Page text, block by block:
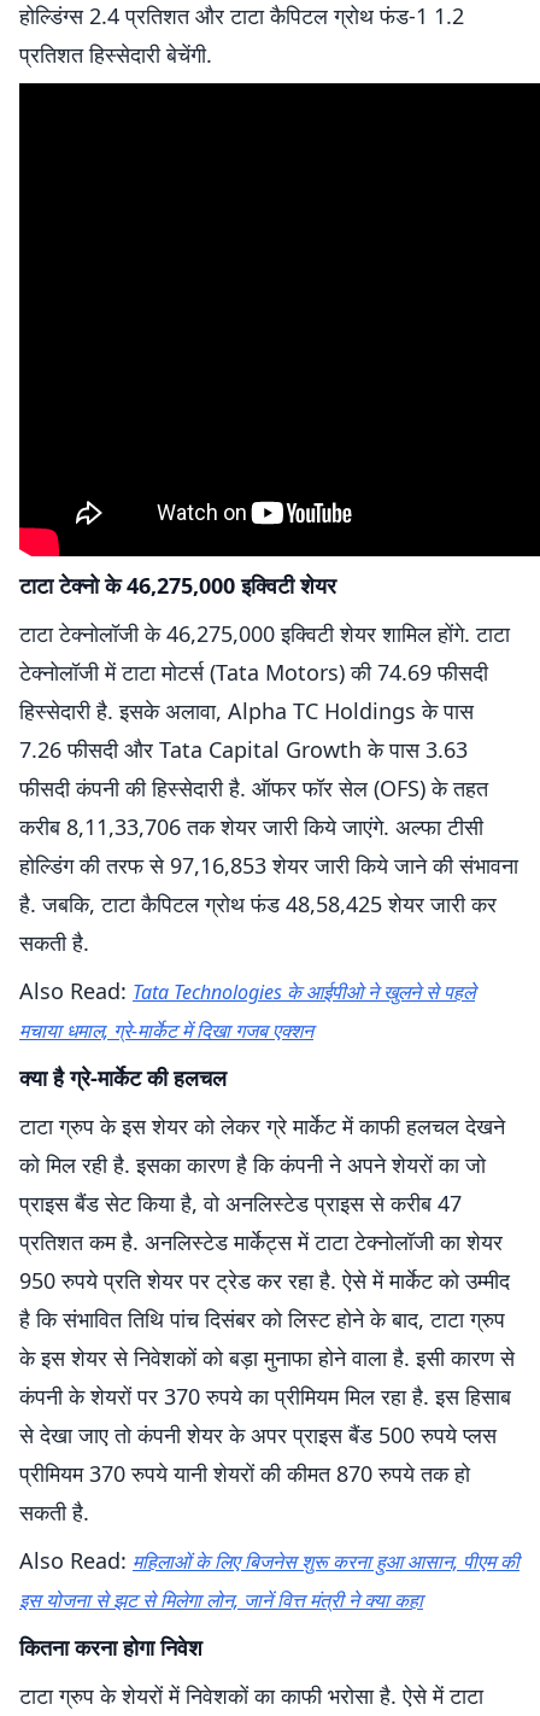
होल्डिंग्स 2.4 प्रतिशत और टाटा कैपिटल ग्रोथ फंड-1 1.2
प्रतिशत हिस्सेदारी बेचेंगी.
टाटा टेक्नो के 46,275,000 इक्विटी शेयर
टाटा टेक्नोलॉजी के 46,275,000 इक्विटी शेयर शामिल होंगे. टाटा
टेक्नोलॉजी में टाटा मोटर्स (Tata Motors) की 74.69 फीसदी
हिस्सेदारी है. इसके अलावा, Alpha TC Holdings के पास
7.26 फीसदी और Tata Capital Growth के पास 3.63
फीसदी कंपनी की हिस्सेदारी है. ऑफर फॉर सेल (OFS) के तहत
करीब 8,11,33,706 तक शेयर जारी किये जाएंगे. अल्फा टीसी
होल्डिंग की तरफ से 97,16,853 शेयर जारी किये जाने की संभावना
है. जबकि, टाटा कैपिटल ग्रोथ फंड 48,58,425 शेयर जारी कर
सकती है.
Also Read: Tata Technologies के आईपीओ ने खुलने से पहले
मचाया धमाल, ग्रे-मार्केट में दिखा गजब एक्शन
क्या है ग्रे-मार्केट की हलचल
टाटा ग्रुप के इस शेयर को लेकर ग्रे मार्केट में काफी हलचल देखने
को मिल रही है. इसका कारण है कि कंपनी ने अपने शेयरों का जो
प्राइस बैंड सेट किया है, वो अनलिस्टेड प्राइस से करीब 47
प्रतिशत कम है. अनलिस्टेड मार्केट्स में टाटा टेक्नोलॉजी का शेयर
950 रुपये प्रति शेयर पर ट्रेड कर रहा है. ऐसे में मार्केट को उम्मीद
है कि संभावित तिथि पांच दिसंबर को लिस्ट होने के बाद, टाटा ग्रुप
के इस शेयर से निवेशकों को बड़ा मुनाफा होने वाला है. इसी कारण से
कंपनी के शेयरों पर 370 रुपये का प्रीमियम मिल रहा है. इस हिसाब
से देखा जाए तो कंपनी शेयर के अपर प्राइस बैंड 500 रुपये प्लस
प्रीमियम 370 रुपये यानी शेयरों की कीमत 870 रुपये तक हो
सकती है.
Also Read: महिलाओं के लिए बिजनेस शुरू करना हुआ आसान, पीएम की
इस योजना से झट से मिलेगा लोन, जानें वित्त मंत्री ने क्या कहा
कितना करना होगा निवेश
टाटा ग्रुप के शेयरों में निवेशकों का काफी भरोसा है. ऐसे में टाटा